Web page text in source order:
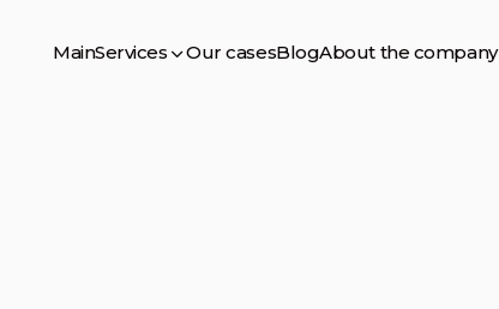
MainServices Our casesBlogAbout the company